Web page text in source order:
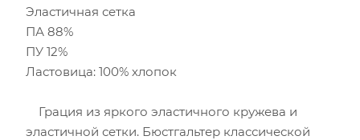
Эластичная сетка
ПА 88%
ПУ 12%
Ластовица: 100% хлопок
Грация из яркого эластичного кружева и
эластичной сетки. Бюстгальтер классической